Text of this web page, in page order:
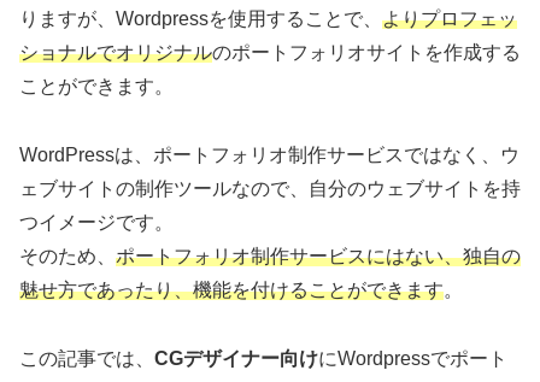
りますが、Wordpressを使用することで、 よりプロフェッ
ショナルでオリジナルのポートフォリオサイトを作成する
ことができます。
WordPressは、ポートフォリオ制作サービスではなく、ウ
ェブサイトの制作ツールなので、自分のウェブサイトを持
つイメージです。
そのため、 ポートフォリオ制作サービスにはない、独自の
魅せ方であったり、機能を付けることができます。
この記事では、 CGデザイナー向けにWordpressでポート